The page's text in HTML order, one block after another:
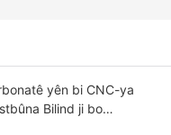
yên bi CNC-ya
Bilind ji bo